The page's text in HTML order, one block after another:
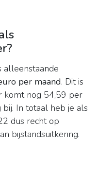
alleenstaande
per maand. Dit is
komt nog 54,59 per
In totaal heb je als
dus recht op
bijstandsuitkering.